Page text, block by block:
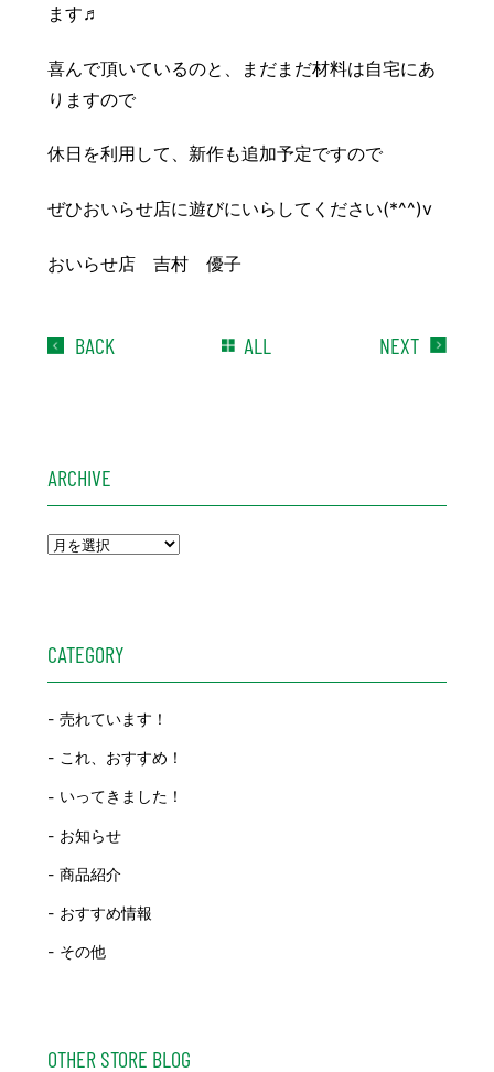
ます♬
喜んで頂いているのと、まだまだ材料は自宅にあ
りますので
休日を利用して、新作も追加予定ですので
ぜひおいらせ店に遊びにいらしてください(*^^)v
おいらせ店 吉村 優子
BACK ALL NEXT
ARCHIVE
CATEGORY
売れています！
これ、おすすめ！
いってきました！
お知らせ
商品紹介
おすすめ情報
その他
OTHER STORE BLOG